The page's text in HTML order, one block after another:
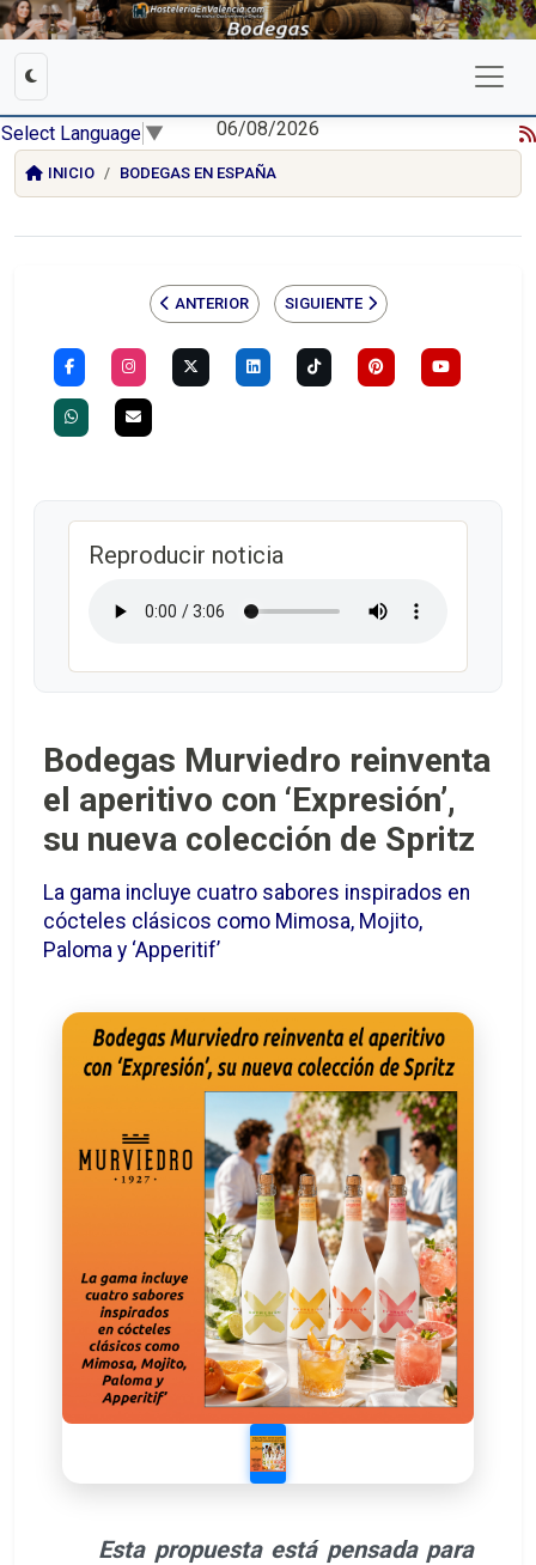
Select Language ▼ 06/08/2026
INICIO BODEGAS EN ESPAÑA
ANTERIOR SIGUIENTE
Reproducir noticia
Bodegas Murviedro reinventa
el aperitivo con ‘Expresión’,
su nueva colección de Spritz
La gama incluye cuatro sabores inspirados en
cócteles clásicos como Mimosa, Mojito,
Paloma y ‘Apperitif’
Esta propuesta está pensada para